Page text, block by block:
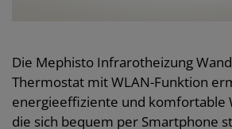
Die Mephisto Infrarotheizung
Thermostat mit WLAN-Funktion
energieeffiziente und komfortable
die sich bequem per Smartphone